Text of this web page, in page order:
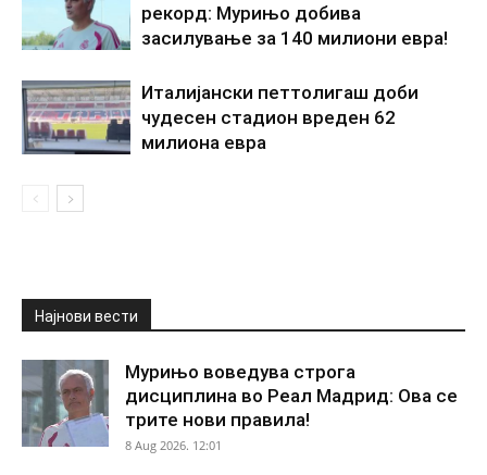
рекорд: Мурињо добива
засилување за 140 милиони евра!
Италијански петтолигаш доби
чудесен стадион вреден 62
милиона евра
Најнови вести
Мурињо воведува строга
дисциплина во Реал Мадрид: Ова се
трите нови правила!
8 Aug 2026. 12:01